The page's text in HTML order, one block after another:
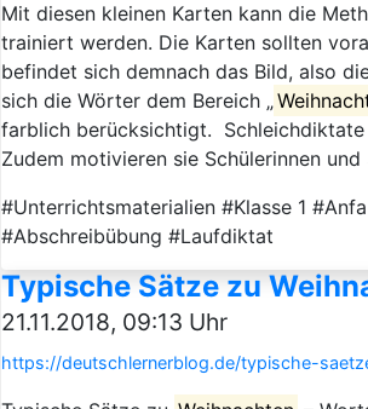
Mit diesen kleinen Karten kann die
trainiert werden. Die Karten sollten
befindet sich demnach das Bild, also
sich die Wörter dem Bereich „
farblich berücksichtigt.
Zudem motivieren sie Schülerinnen und
#Unterrichtsmaterialien #Klasse 1
#Abschreibübung #Laufdiktat
Typische Sätze zu
21.11.2018, 09:13 Uhr
https://deutschlernerblog.de/typische-